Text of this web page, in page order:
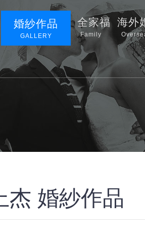
婚紗作品
GALLERY
全家福
Family
海外
杰 婚紗作品